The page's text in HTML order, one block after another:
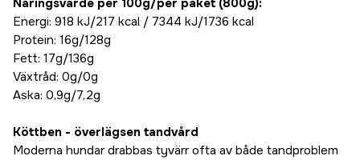
Näringsvärde per 100g/per paket (800g):
Energi: 918 kJ/217 kcal / 7344 kJ/1736 kcal
Protein: 16g/128g
Fett: 17g/136g
Växtråd: 0g/0g
Aska: 0,9g/7,2g
Köttben - överlägsen tandvård
Moderna hundar drabbas tyvärr ofta av både tandproblem